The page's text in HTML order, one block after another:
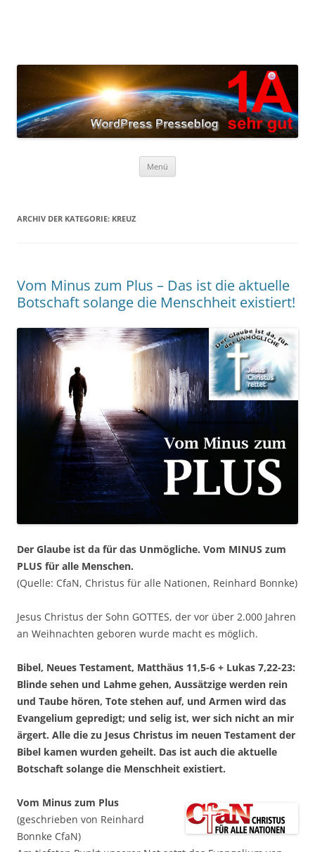
Menü
ARCHIV DER KATEGORIE: KREUZ
Vom Minus zum Plus – Das ist die aktuelle
Botschaft solange die Menschheit existiert!
Der Glaube ist da für das Unmögliche. Vom MINUS zum
PLUS für alle Menschen.
(Quelle: CfaN, Christus für alle Nationen, Reinhard Bonnke)
Jesus Christus der Sohn GOTTES, der vor über 2.000 Jahren
an Weihnachten geboren wurde macht es möglich.
Bibel, Neues Testament, Matthäus 11,5-6 + Lukas 7,22-23:
Blinde sehen und Lahme gehen, Aussätzige werden rein
und Taube hören, Tote stehen auf, und Armen wird das
Evangelium gepredigt; und selig ist, wer sich nicht an mir
ärgert. Alle die zu Jesus Christus im neuen Testament der
Bibel kamen wurden geheilt. Das ist auch die aktuelle
Botschaft solange die Menschheit existiert.
Vom Minus zum Plus
(geschrieben von Reinhard
Bonnke CfaN)